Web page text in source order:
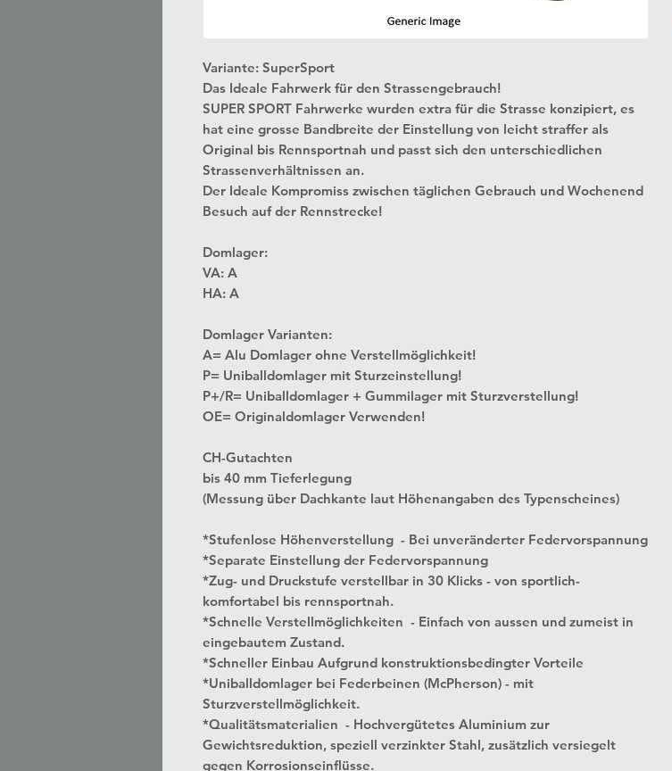
Variante: SuperSport
Das Ideale Fahrwerk für den Strassengebrauch!
SUPER SPORT Fahrwerke wurden extra für die Strasse konzipiert, es
hat eine grosse Bandbreite der Einstellung von leicht straffer als
Original bis Rennsportnah und passt sich den unterschiedlichen
Strassenverhältnissen an.
Der Ideale Kompromiss zwischen täglichen Gebrauch und Wochenend
Besuch auf der Rennstrecke!
Domlager:
VA: A
HA: A
Domlager Varianten:
A= Alu Domlager ohne Verstellmöglichkeit!
P= Uniballdomlager mit Sturzeinstellung!
P+/R= Uniballdomlager + Gummilager mit Sturzverstellung!
OE= Originaldomlager Verwenden!
CH-Gutachten
bis 40 mm Tieferlegung
(Messung über Dachkante laut Höhenangaben des Typenscheines)
*Stufenlose Höhenverstellung - Bei unveränderter Federvorspannung
*Separate Einstellung der Federvorspannung
*Zug- und Druckstufe verstellbar in 30 Klicks - von sportlich-
komfortabel bis rennsportnah.
*Schnelle Verstellmöglichkeiten - Einfach von aussen und zumeist in
eingebautem Zustand.
*Schneller Einbau Aufgrund konstruktionsbedingter Vorteile
*Uniballdomlager bei Federbeinen (McPherson) - mit
Sturzverstellmöglichkeit.
*Qualitätsmaterialien - Hochvergütetes Aluminium zur
Gewichtsreduktion, speziell verzinkter Stahl, zusätzlich versiegelt
gegen Korrosionseinflüsse.